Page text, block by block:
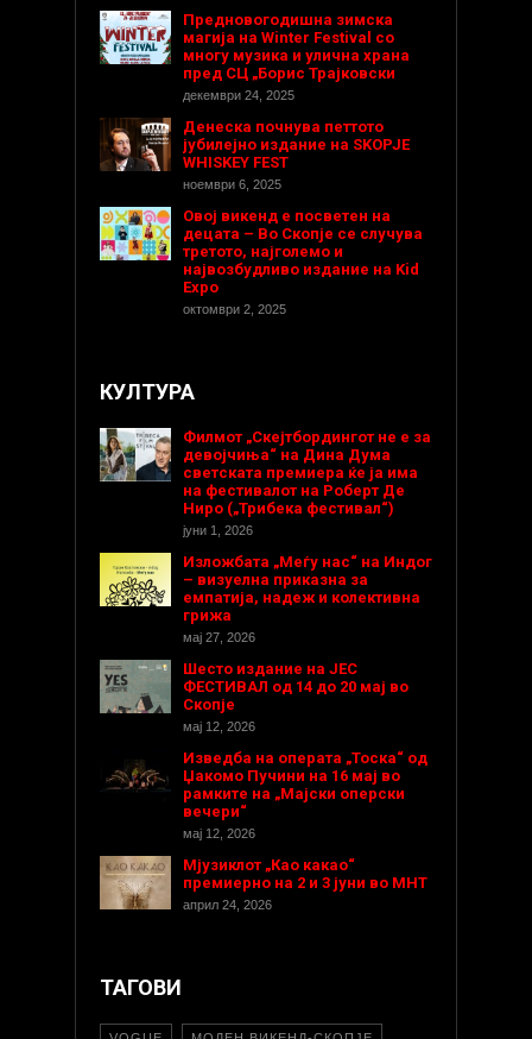
Предновогодишнa зимска
магија на Winter Festival со
многу музика и улична храна
пред СЦ „Борис Трајковски
декември 24, 2025
Денеска почнува петтото
јубилејно издание на SKOPJE
WHISKEY FEST
ноември 6, 2025
Овој викенд е посветен на
децата – Во Скопје се случува
третото, најголемо и
највозбудливо издание на Kid
Expo
октомври 2, 2025
КУЛТУРА
Филмот „Скејтбордингот не е за
девојчиња“ на Дина Дума
светската премиера ќе ја има
на фестивалот на Роберт Де
Ниро („Трибека фестивал“)
јуни 1, 2026
Изложбата „Меѓу нас“ на Индог
– визуелна приказна за
емпатија, надеж и колективна
грижа
мај 27, 2026
Шесто издание на ЈЕС
ФЕСТИВАЛ од 14 до 20 мај во
Скопје
мај 12, 2026
Изведба на операта „Тоска“ од
Џакомо Пучини на 16 мај во
рамките на „Мајски оперски
вечери“
мај 12, 2026
Мјузиклот „Као какао“
премиерно на 2 и 3 јуни во МНТ
април 24, 2026
ТАГОВИ